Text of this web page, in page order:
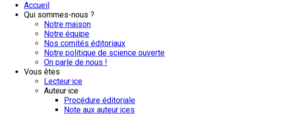
Accueil
Qui sommes-nous ?
Notre maison
Notre équipe
Nos comités éditoriaux
Notre politique de science ouverte
On parle de nous !
Vous êtes
Lecteur·ice
Auteur·ice
Procédure éditoriale
Note aux auteur·ices